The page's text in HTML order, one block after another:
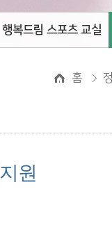
행복드림 스포츠 교실
홈
원